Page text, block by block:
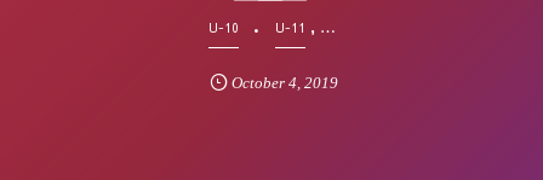
U-10 U-11 , …
October 4 2019